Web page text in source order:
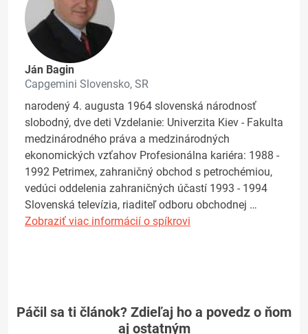
Ján Bagin
Capgemini Slovensko, SR
narodený 4. augusta 1964 slovenská národnosť
slobodný, dve deti Vzdelanie: Univerzita Kiev - Fakulta
medzinárodného práva a medzinárodných
ekonomických vzťahov Profesionálna kariéra: 1988 -
1992 Petrimex, zahraničný obchod s petrochémiou,
vedúci oddelenia zahraničných účastí 1993 - 1994
Slovenská televízia, riaditeľ odboru obchodnej …
Zobraziť viac informácií o spíkrovi
Páčil sa ti článok? Zdieľaj ho a povedz o ňom
aj ostatným